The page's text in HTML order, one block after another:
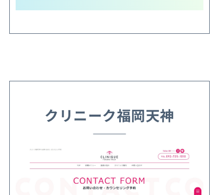
クリニーク福岡天神